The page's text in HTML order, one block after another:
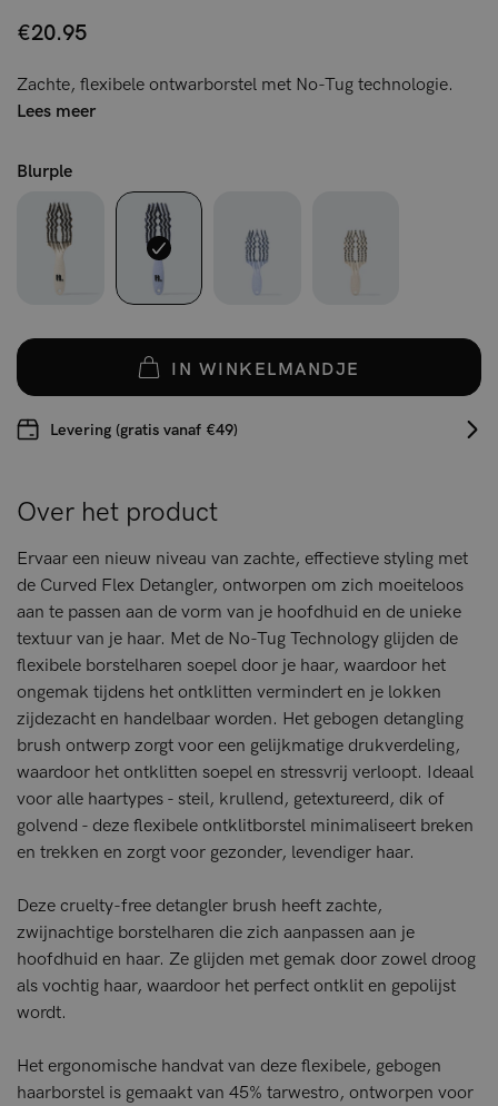
€20.95
Zachte, flexibele ontwarborstel met No-Tug technologie.
Lees meer
Blurple
IN WINKELMANDJE
Levering (gratis vanaf €49)
Over het product
Ervaar een nieuw niveau van zachte, effectieve styling met
de Curved Flex Detangler, ontworpen om zich moeiteloos
aan te passen aan de vorm van je hoofdhuid en de unieke
textuur van je haar. Met de No-Tug Technology glijden de
flexibele borstelharen soepel door je haar, waardoor het
ongemak tijdens het ontklitten vermindert en je lokken
zijdezacht en handelbaar worden. Het gebogen detangling
brush ontwerp zorgt voor een gelijkmatige drukverdeling,
waardoor het ontklitten soepel en stressvrij verloopt. Ideaal
voor alle haartypes - steil, krullend, getextureerd, dik of
golvend - deze flexibele ontklitborstel minimaliseert breken
en trekken en zorgt voor gezonder, levendiger haar.
Deze cruelty-free detangler brush heeft zachte,
zwijnachtige borstelharen die zich aanpassen aan je
hoofdhuid en haar. Ze glijden met gemak door zowel droog
als vochtig haar, waardoor het perfect ontklit en gepolijst
wordt.
Het ergonomische handvat van deze flexibele, gebogen
haarborstel is gemaakt van 45% tarwestro, ontworpen voor